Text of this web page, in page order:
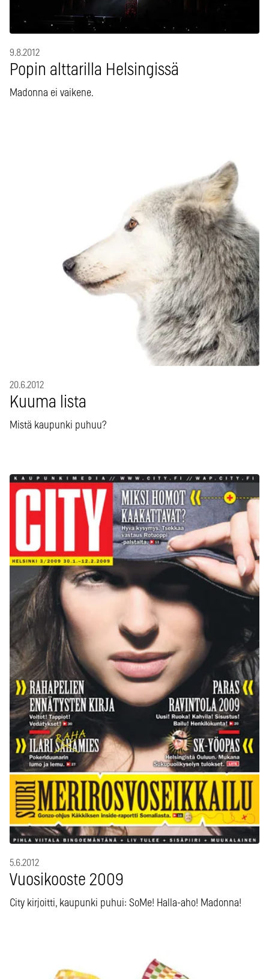
9.8.2012
Popin alttarilla Helsingissä
Madonna ei vaikene.
20.6.2012
Kuuma lista
Mistä kaupunki puhuu?
5.6.2012
Vuosikooste 2009
City kirjoitti, kaupunki puhui: SoMe! Halla-aho! Madonna!